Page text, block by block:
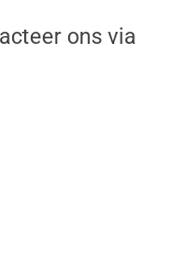
ons via